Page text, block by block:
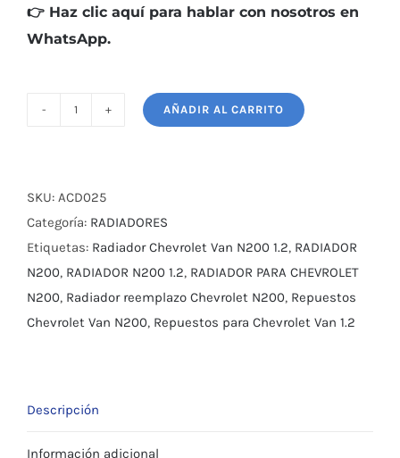
👉 Haz clic aquí para hablar con nosotros en
WhatsApp.
N200
1.2
cantidad
AÑADIR AL CARRITO
SKU: ACD025
Categoría: RADIADORES
Etiquetas: Radiador Chevrolet Van N200 1.2, RADIADOR
N200, RADIADOR N200 1.2, RADIADOR PARA CHEVROLET
N200, Radiador reemplazo Chevrolet N200, Repuestos
Chevrolet Van N200, Repuestos para Chevrolet Van 1.2
Descripción
Información adicional